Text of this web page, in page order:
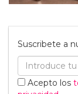
Suscribete a
Acepto los